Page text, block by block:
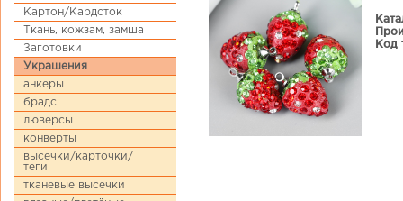
Картон/Кардсток
Ткань, кожзам, замша
Заготовки
Украшения
анкеры
брадс
люверсы
конверты
высечки/карточки/
теги
тканевые высечки
Код